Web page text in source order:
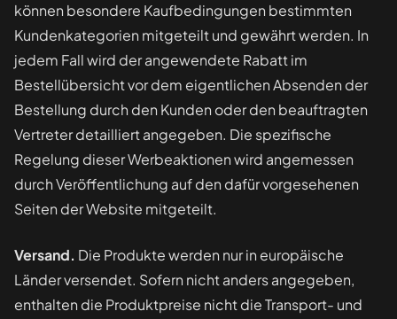
können besondere Kaufbedingungen bestimmten
Kundenkategorien mitgeteilt und gewährt werden. In
jedem Fall wird der angewendete Rabatt im
Bestellübersicht vor dem eigentlichen Absenden der
Bestellung durch den Kunden oder den beauftragten
Vertreter detailliert angegeben. Die spezifische
Regelung dieser Werbeaktionen wird angemessen
durch Veröffentlichung auf den dafür vorgesehenen
Seiten der Website mitgeteilt.
Versand. Die Produkte werden nur in europäische
Länder versendet. Sofern nicht anders angegeben,
enthalten die Produktpreise nicht die Transport- und